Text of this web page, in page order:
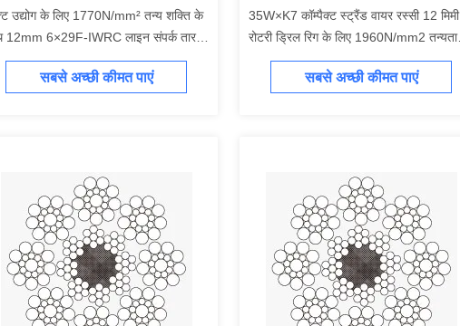
उद्योग के लिए 1770N/mm² तन्य शक्ति के
12mm 6×29F-IWRC लाइन संपर्क तार
सबसे अच्छी कीमत पाएं
35W×K7 कॉम्पैक्ट स्ट्रैंड वायर रस्सी 12 मिमी
रोटरी ड्रिल रिग के लिए 1960N/mm2 तन्यता
शक्ति के साथ
सबसे अच्छी कीमत पाएं